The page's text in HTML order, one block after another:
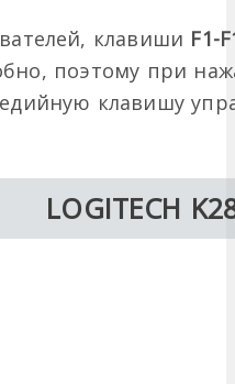
клавиши F1-
поэтому при
клавишу
LOGITECH